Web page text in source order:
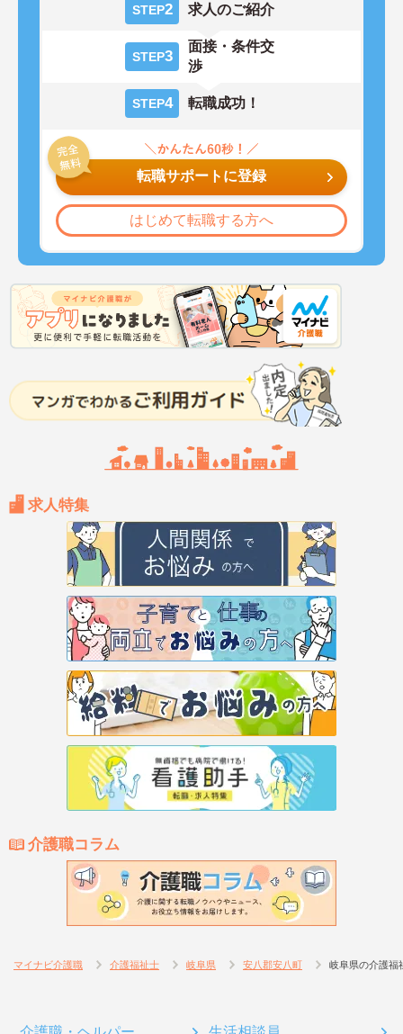
STEP2 求人のご紹介
STEP3
面接・条件交
渉
STEP4 転職成功！
転職サポートに登録
はじめて転職する方へ
求人特集
介護職コラム
マイナビ介護職 介護福祉士 岐阜県 安八郡安八町 岐阜県の介護福